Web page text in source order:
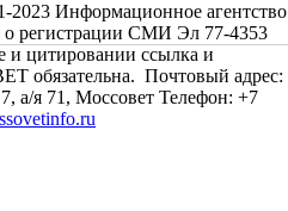
Информационное агентство
регистрации СМИ Эл 77-4353
и цитировании ссылка и
обязательна. Почтовый адрес:
а/я 71, Моссовет Телефон: +7